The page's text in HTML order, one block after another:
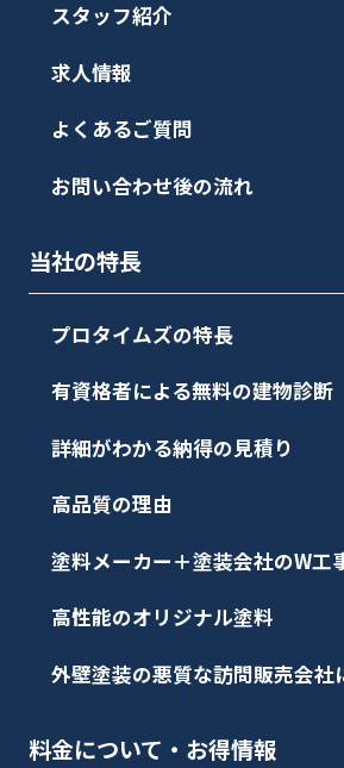
スタッフ紹介
求人情報
よくあるご質問
お問い合わせ後の流れ
当社の特長
プロタイムズの特長
有資格者による無料の建物診断
詳細がわかる納得の見積り
高品質の理由
塗料メーカー＋塗装会社のW工
高性能のオリジナル塗料
外壁塗装の悪質な訪問販売会社
料金について・お得情報